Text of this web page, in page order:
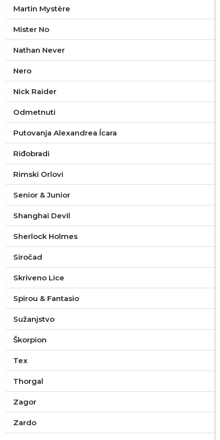
Martin Mystère
Mister No
Nathan Never
Nero
Nick Raider
Odmetnuti
Putovanja Alexandrea Ícara
Riđobradi
Rimski Orlovi
Senior & Junior
Shanghai Devil
Sherlock Holmes
Siročad
Skriveno Lice
Spirou & Fantasio
Sužanjstvo
Škorpion
Tex
Thorgal
Zagor
Zardo